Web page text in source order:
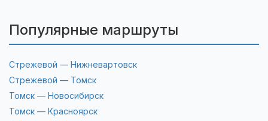
Популярные маршруты
Стрежевой — Нижневартовск
Стрежевой — Томск
Томск — Новосибирск
Томск — Красноярск